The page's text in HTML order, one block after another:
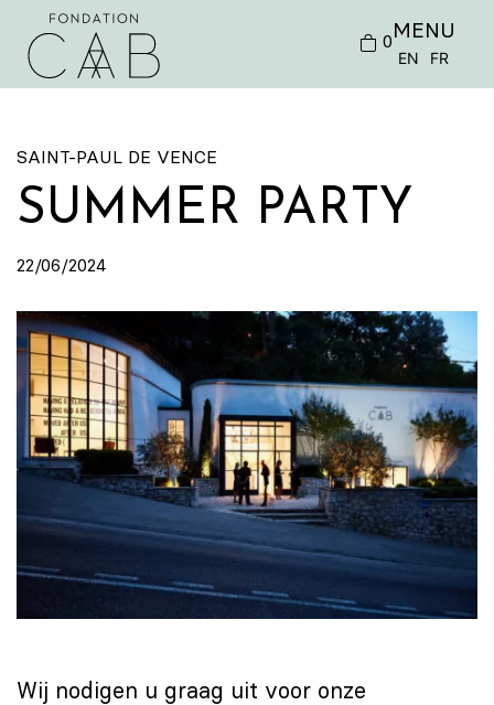
0MENU
EN FR
SAINT-PAUL DE VENCE
SUMMER PARTY
22/06/2024
Wij nodigen u graag uit voor onze